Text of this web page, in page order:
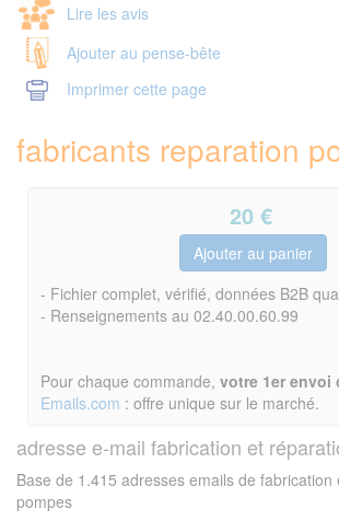
Lire les avis
Ajouter au pense-bête
Imprimer cette page
fabricants reparation
20 €
- Fichier complet, vérifié, données B2B
- Renseignements au 02.40.00.60.99
Pour chaque commande, votre 1er envoi
Emails.com : offre unique sur le marché.
adresse e-mail fabrication et
Base de 1.415 adresses emails de fabrication
pompes